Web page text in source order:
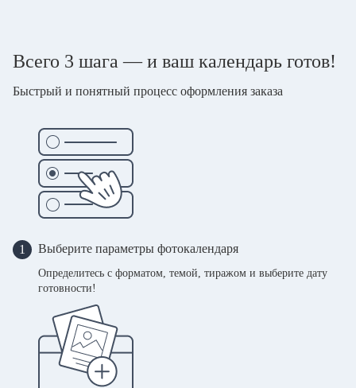
Всего 3 шага — и ваш календарь готов!
Быстрый и понятный процесс оформления заказа
1 Выберите параметры фотокалендаря
Определитесь с форматом, темой, тиражом и выберите дату
готовности!